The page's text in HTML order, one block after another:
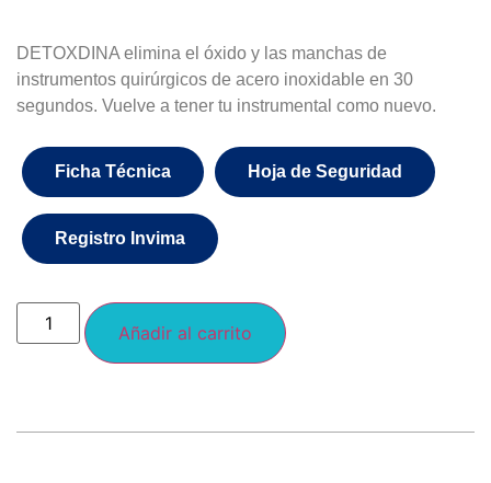
DETOXDINA elimina el óxido y las manchas de
instrumentos quirúrgicos de acero inoxidable en 30
segundos. Vuelve a tener tu instrumental como nuevo.
Ficha Técnica Hoja de Seguridad
Registro Invima
Añadir al carrito